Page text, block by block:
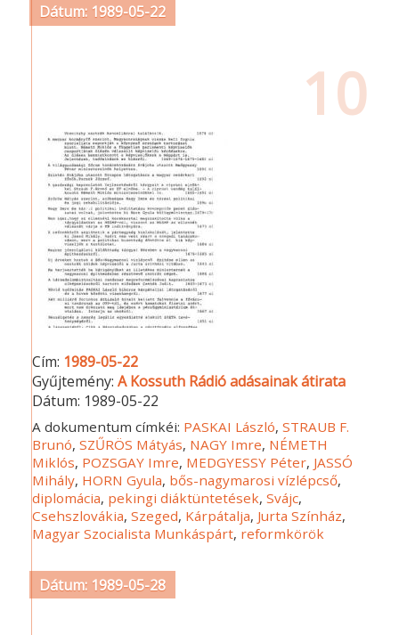
Dátum: 1989-05-22
10
Cím: 1989-05-22
Gyűjtemény:A Kossuth Rádió adásainak átirata
Dátum: 1989-05-22
A dokumentum címkéi: PASKAI László,STRAUB F.
Brunó,SZŰRÖS Mátyás, NAGY Imre, NÉMETH
Miklós, POZSGAY Imre, MEDGYESSY Péter, JASSÓ
Mihály, HORN Gyula, bős-nagymarosi vízlépcső,
diplomácia, pekingi diáktüntetések,Svájc,
Csehszlovákia,Szeged, Kárpátalja, Jurta Színház,
Magyar Szocialista Munkáspárt, reformkörök
Dátum: 1989-05-28